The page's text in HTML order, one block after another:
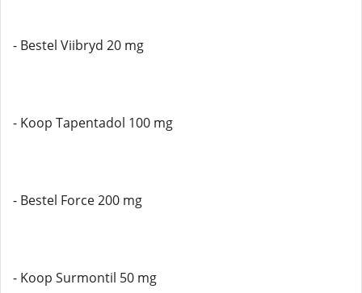
- Bestel Viibryd 20 mg
- Koop Tapentadol 100 mg
- Bestel Force 200 mg
- Koop Surmontil 50 mg